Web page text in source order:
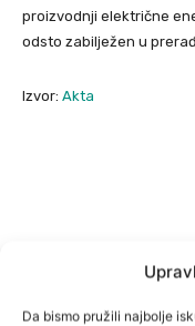
Da bismo pružili najbolje
proizvodnji električne
odsto zabilježen u
Izvor: Akta